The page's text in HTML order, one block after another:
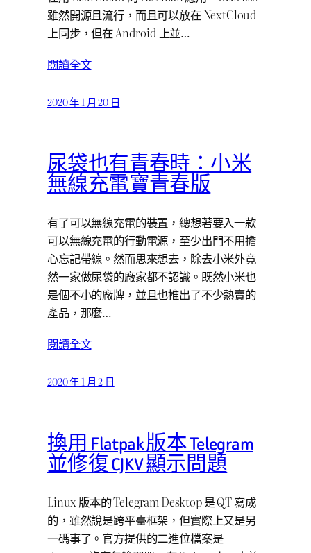
雖然開源且流行，而且可以放在 NextCloud
上同步，但在 Android 上並…
閱讀全文
2020 年 1 月 20 日
尿袋也有青春時：小米
無線充電寶青春版
有了可以無線充電的裝置，總想著要入一款
可以無線充電的行動電源，至少出門不用擔
心忘記帶線。然而思來想去，除去小米外竟
然一家做尿袋的廠家都不認識。既然小米也
是個不小的廠牌，並且也推出了不少熱賣的
產品，那麼…
閱讀全文
2020 年 1 月 2 日
換用 Flatpak 版本 Telegram
並修復 CJKV 顯示問題
Linux 版本的 Telegram Desktop 是 QT 寫成
的，雖然說是跨平臺框架，但實際上又是另
一碼事了。官方提供的二進位檔案是